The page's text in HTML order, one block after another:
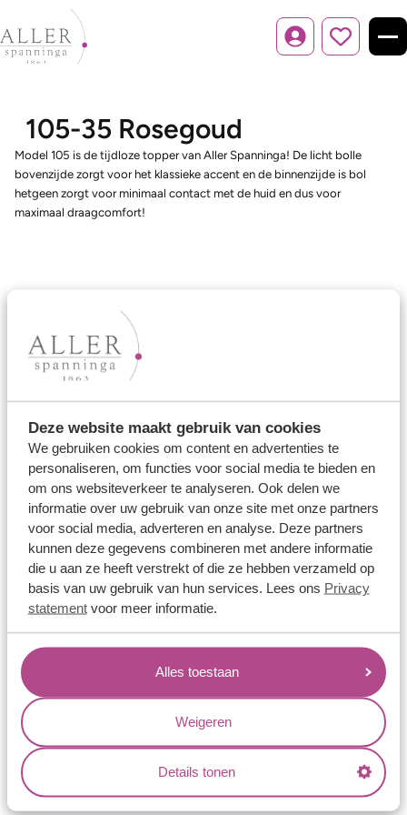
Deze website maakt gebruik van cookies
We gebruiken cookies om content en advertenties te
personaliseren, om functies voor social media te bieden en
om ons websiteverkeer te analyseren. Ook delen we
informatie over uw gebruik van onze site met onze partners
voor social media, adverteren en analyse. Deze partners
kunnen deze gegevens combineren met andere informatie
die u aan ze heeft verstrekt of die ze hebben verzameld op
basis van uw gebruik van hun services. Lees ons Privacy
statementvoor meer informatie.
Alles toestaan
Weigeren
Details tonen
Inloggen
105-35 Rosegoud
Model 105 is de tijdloze topper van Aller Spanninga! De licht bolle
bovenzijde zorgt voor het klassieke accent en de binnenzijde is bol
hetgeen zorgt voor minimaal contact met de huid en dus voor
maximaal draagcomfort!
Ons aanbod
Memoireringen
Verlovingsringen
Vriendschapsringen
Over ons
Aller Spanninga
Historie
Certificaten
Jouw voordelen
Conflictvrije Materialen
Oneindig veel mogelijkheden
Kwaliteit
Juweliers & Contact